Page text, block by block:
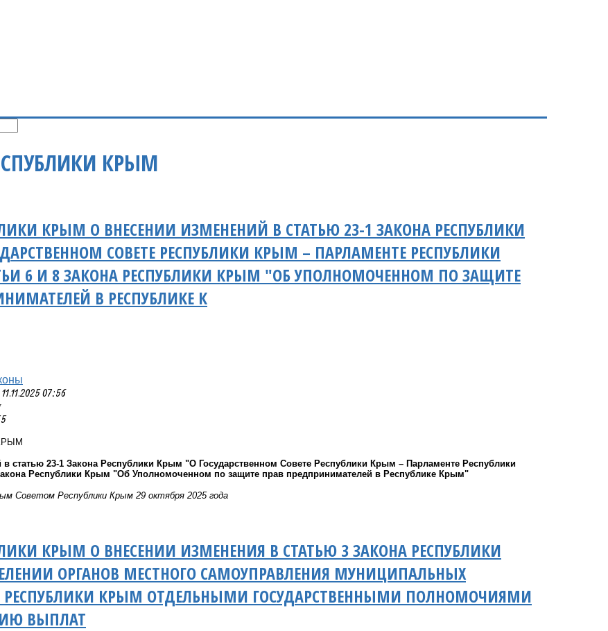
КРЫМ
КРЫМ О ВНЕСЕНИИ ИЗМЕНЕНИЙ В СТАТЬЮ 23-1 ЗАКОНА РЕСПУБЛИКИ
СОВЕТЕ РЕСПУБЛИКИ КРЫМ – ПАРЛАМЕНТЕ РЕСПУБЛИКИ
6 И 8 ЗАКОНА РЕСПУБЛИКИ КРЫМ "ОБ УПОЛНОМОЧЕННОМ ПО ЗАЩИТЕ
В РЕСПУБЛИКЕ К
07:56
статью 23-1 Закона Республики Крым "О Государственном Совете Республики Крым – Парламенте Республики
Республики Крым "Об Уполномоченном по защите прав предпринимателей в Республике Крым"
Советом Республики Крым 29 октября 2025 года
КРЫМ О ВНЕСЕНИИ ИЗМЕНЕНИЯ В СТАТЬЮ 3 ЗАКОНА РЕСПУБЛИКИ
ОРГАНОВ МЕСТНОГО САМОУПРАВЛЕНИЯ МУНИЦИПАЛЬНЫХ
РЕСПУБЛИКИ КРЫМ ОТДЕЛЬНЫМИ ГОСУДАРСТВЕННЫМИ ПОЛНОМОЧИЯМИ
ВЫПЛАТ